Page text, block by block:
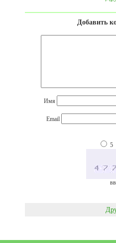
Добавить
Имя
Email
5